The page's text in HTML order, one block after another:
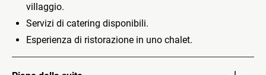
villaggio.
Servizi di catering disponibili.
Esperienza di ristorazione in uno chalet.